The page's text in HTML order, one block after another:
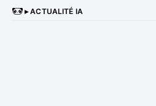
▸ ACTUALITÉ IA